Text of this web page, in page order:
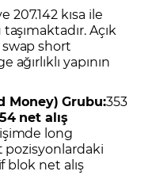
207.142 kısa ile
Açık
swap short
yapının
Money) Grubu:353
net alış
long
pozisyonlardaki
net alış